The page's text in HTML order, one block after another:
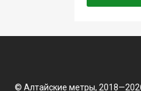
© Алтайские метры,